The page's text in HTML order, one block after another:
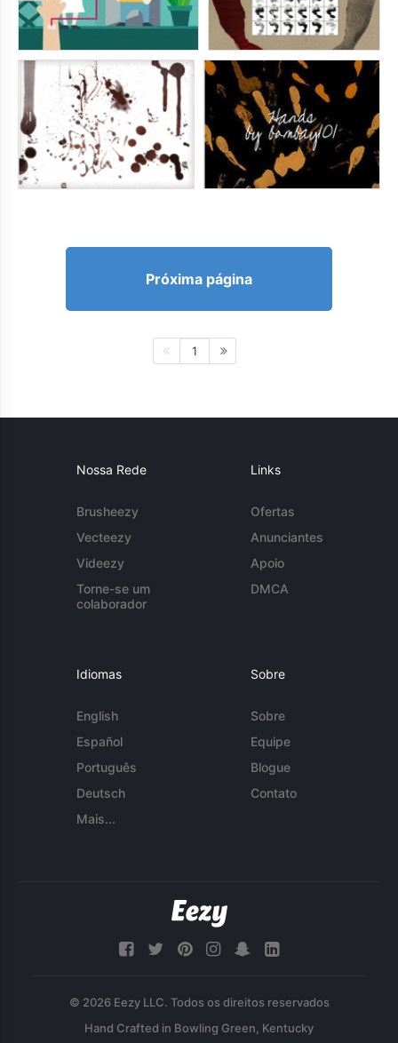
Próxima página
1
Nossa Rede
Brusheezy
Vecteezy
Videezy
Torne-se um
colaborador
Links
Ofertas
Anunciantes
Apoio
DMCA
Idiomas
English
Español
Português
Deutsch
Mais...
Sobre
Sobre
Equipe
Blogue
Contato
© 2026 Eezy LLC. Todos os direitos reservados